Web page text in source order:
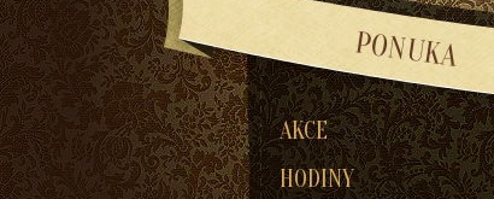
PONUKA
AKCE
HODINY